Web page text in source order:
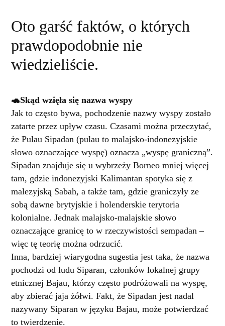
Oto garść faktów, o których
prawdopodobnie nie
wiedzieliście.
🐢Skąd wzięła się nazwa wyspy
Jak to często bywa, pochodzenie nazwy wyspy zostało
zatarte przez upływ czasu. Czasami można przeczytać,
że Pulau Sipadan (pulau to malajsko-indonezyjskie
słowo oznaczające wyspę) oznacza „wyspę graniczną”.
Sipadan znajduje się u wybrzeży Borneo mniej więcej
tam, gdzie indonezyjski Kalimantan spotyka się z
malezyjską Sabah, a także tam, gdzie graniczyły ze
sobą dawne brytyjskie i holenderskie terytoria
kolonialne. Jednak malajsko-malajskie słowo
oznaczające granicę to w rzeczywistości sempadan –
więc tę teorię można odrzucić.
Inna, bardziej wiarygodna sugestia jest taka, że nazwa
pochodzi od ludu Siparan, członków lokalnej grupy
etnicznej Bajau, którzy często podróżowali na wyspę,
aby zbierać jaja żółwi. Fakt, że Sipadan jest nadal
nazywany Siparan w języku Bajau, może potwierdzać
to twierdzenie.